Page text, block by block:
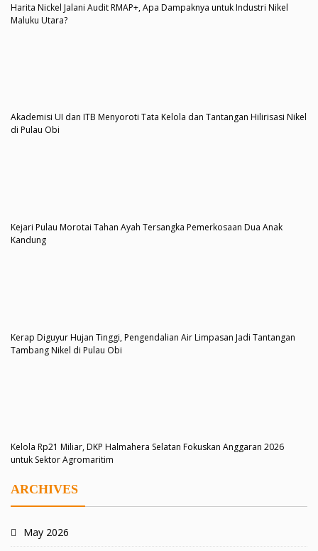
Harita Nickel Jalani Audit RMAP+, Apa Dampaknya untuk Industri Nikel
Maluku Utara?
Akademisi UI dan ITB Menyoroti Tata Kelola dan Tantangan Hilirisasi Nikel
di Pulau Obi
Kejari Pulau Morotai Tahan Ayah Tersangka Pemerkosaan Dua Anak
Kandung
Kerap Diguyur Hujan Tinggi, Pengendalian Air Limpasan Jadi Tantangan
Tambang Nikel di Pulau Obi
Kelola Rp21 Miliar, DKP Halmahera Selatan Fokuskan Anggaran 2026
untuk Sektor Agromaritim
ARCHIVES
May 2026